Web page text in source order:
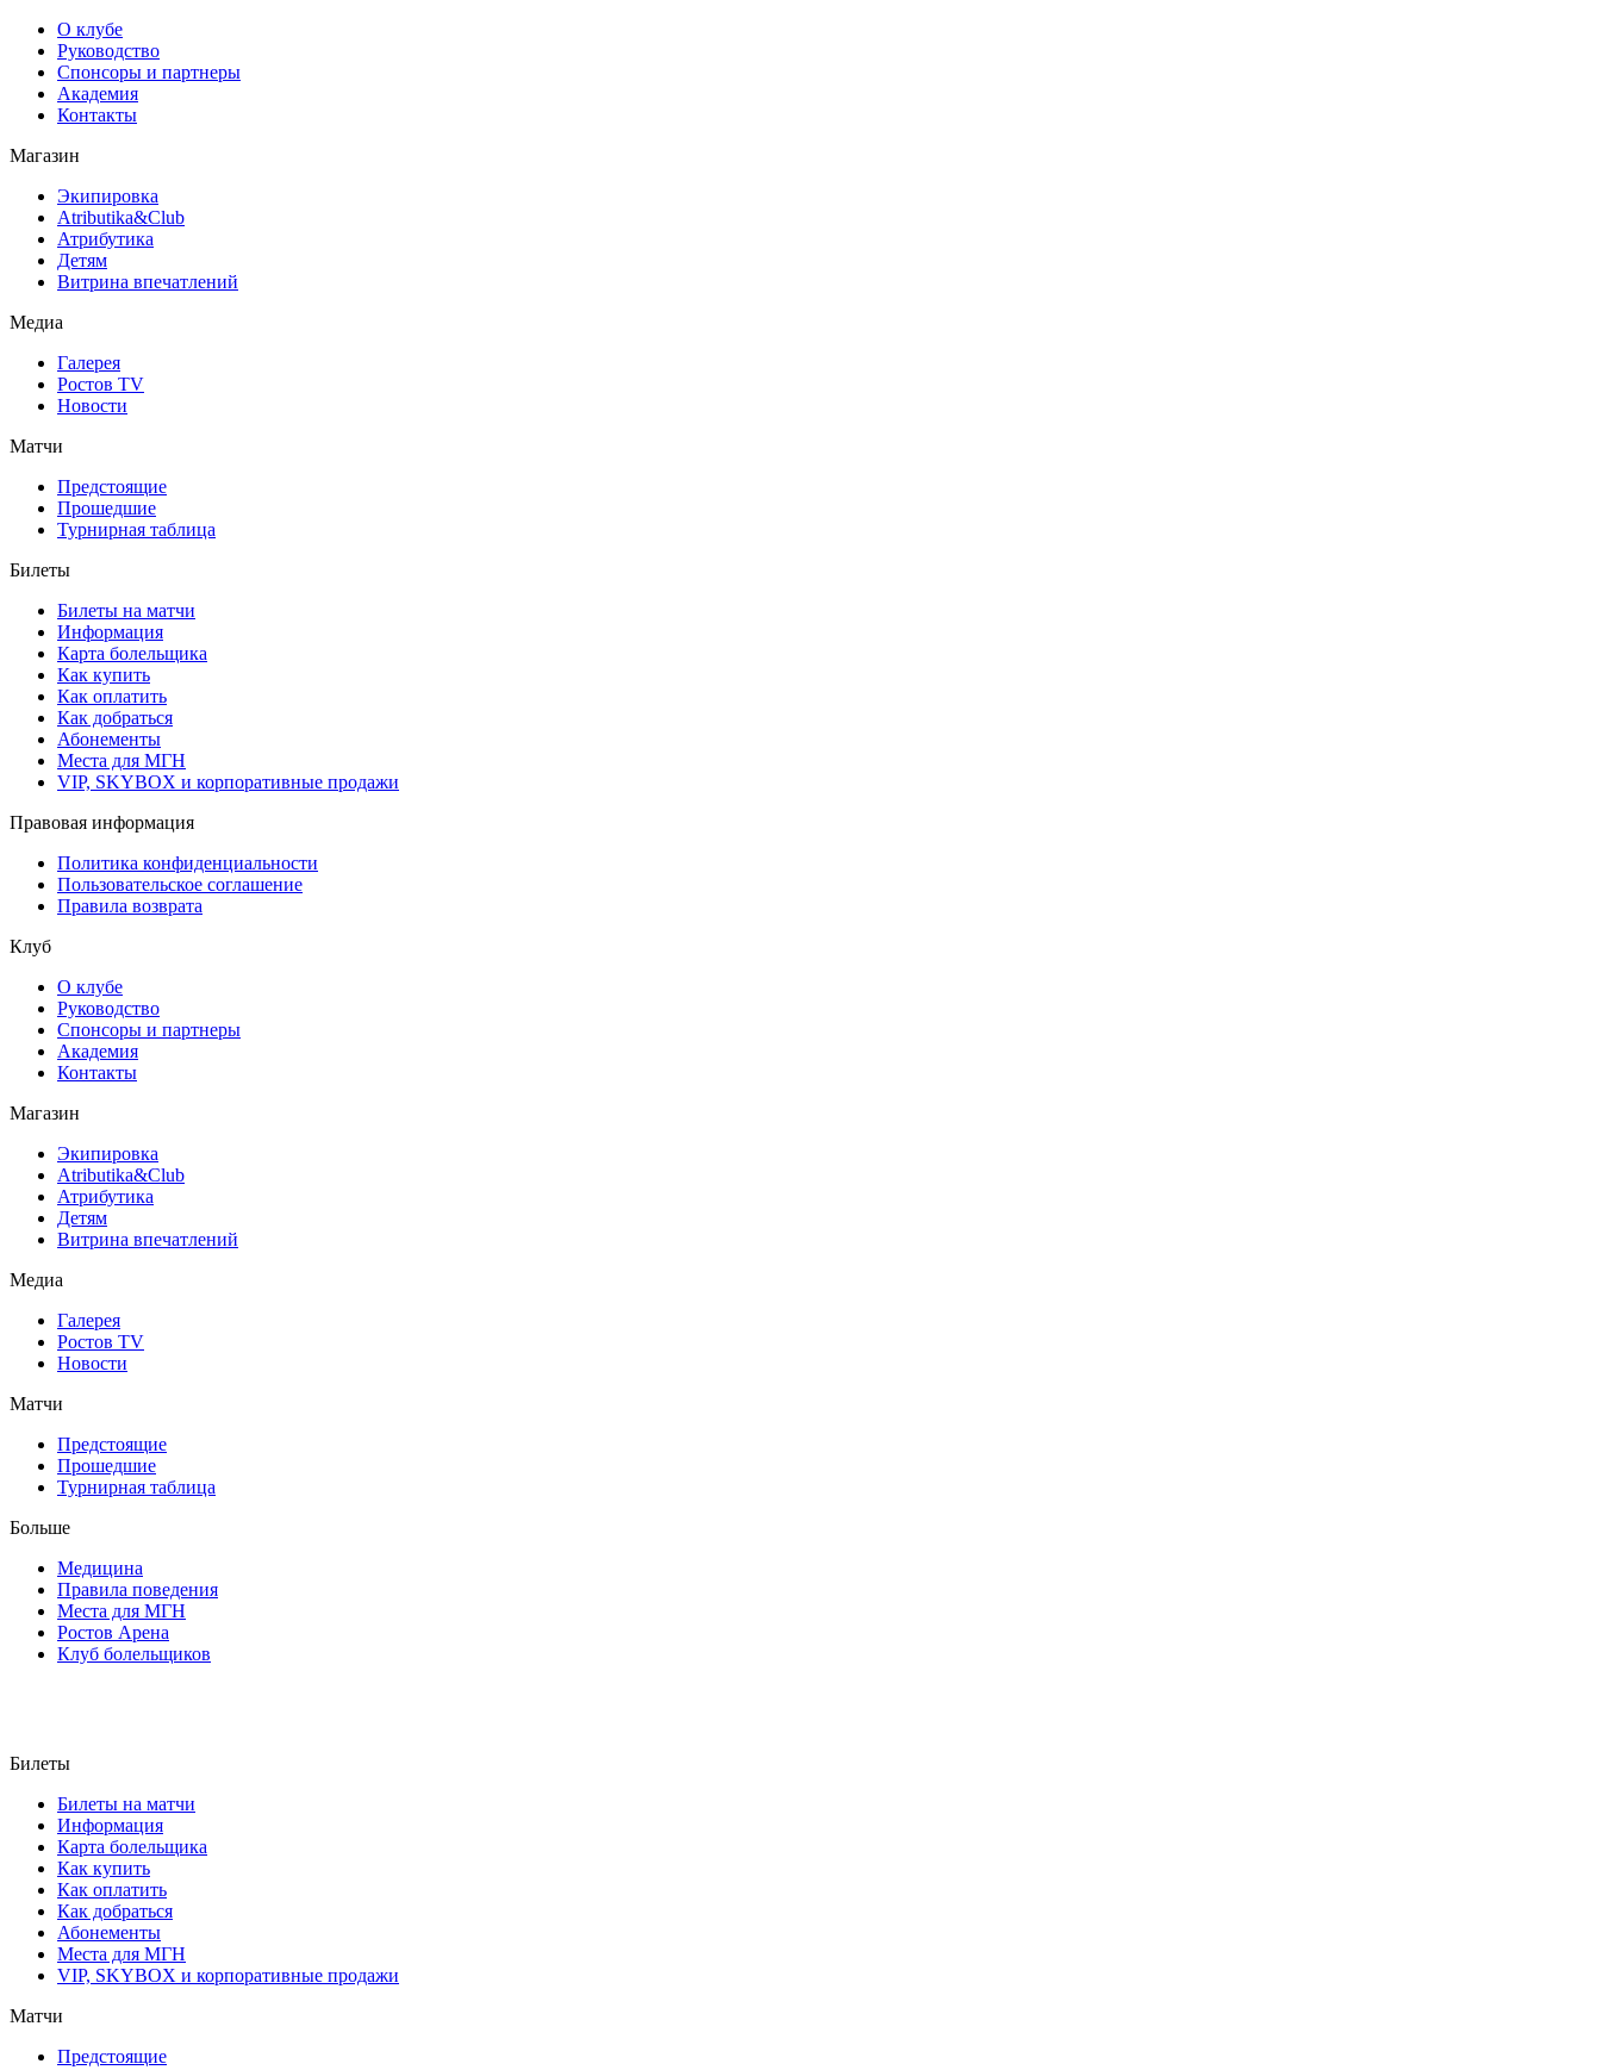
О клубе
Руководство
Спонсоры и партнеры
Академия
Контакты
Магазин
Экипировка
Atributika&Club
Атрибутика
Детям
Витрина впечатлений
Медиа
Галерея
Ростов TV
Новости
Матчи
Предстоящие
Прошедшие
Турнирная таблица
Билеты
Билеты на матчи
Информация
Карта болельщика
Как купить
Как оплатить
Как добраться
Абонементы
Места для МГН
VIP, SKYBOX и корпоративные продажи
Правовая информация
Политика конфиденциальности
Пользовательское соглашение
Правила возврата
Клуб
О клубе
Руководство
Спонсоры и партнеры
Академия
Контакты
Магазин
Экипировка
Atributika&Club
Атрибутика
Детям
Витрина впечатлений
Медиа
Галерея
Ростов TV
Новости
Матчи
Предстоящие
Прошедшие
Турнирная таблица
Больше
Медицина
Правила поведения
Места для МГН
Ростов Арена
Клуб болельщиков
Билеты
Билеты на матчи
Информация
Карта болельщика
Как купить
Как оплатить
Как добраться
Абонементы
Места для МГН
VIP, SKYBOX и корпоративные продажи
Матчи
Предстоящие